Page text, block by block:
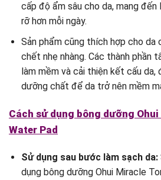
cấp độ ẩm sâu cho da, mang đến
rỡ hơn mỗi ngày.
Sản phẩm cũng thích hợp cho
chết nhẹ nhàng. Các thành phần
làm mềm và cải thiện kết cấu da,
dưỡng chất để da trở nên mềm
Cách sử dụng bông dưỡng
Water Pad
Sử dụng sau bước làm sạch da:
dụng bông dưỡng Ohui Miracle